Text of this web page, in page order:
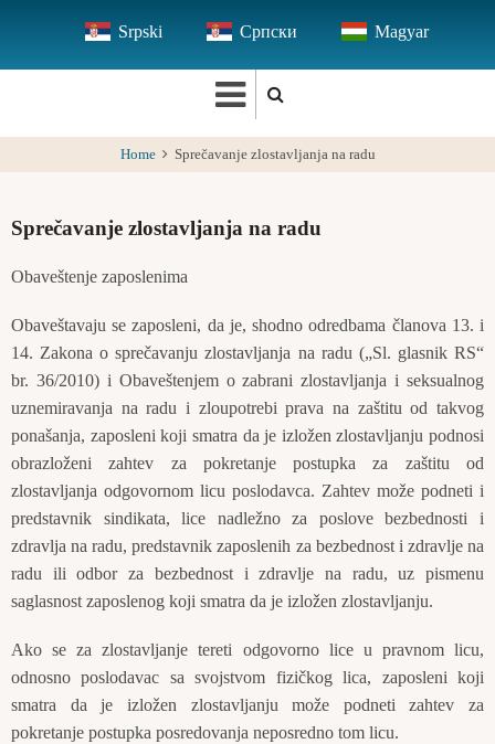
main
Srpski Српски Magyar
Home Sprečavanje zlostavljanja na radu
Sprečavanje zlostavljanja na radu
Obaveštenje zaposlenima
Obaveštavaju se zaposleni, da je, shodno odredbama članova 13. i
14. Zakona o sprečavanju zlostavljanja na radu („Sl. glasnik RS“
br. 36/2010) i Obaveštenjem o zabrani zlostavljanja i seksualnog
uznemiravanja na radu i zloupotrebi prava na zaštitu od takvog
ponašanja, zaposleni koji smatra da je izložen zlostavljanju podnosi
obrazloženi zahtev za pokretanje postupka za zaštitu od
zlostavljanja odgovornom licu poslodavca. Zahtev može podneti i
predstavnik sindikata, lice nadležno za poslove bezbednosti i
zdravlja na radu, predstavnik zaposlenih za bezbednost i zdravlje na
radu ili odbor za bezbednost i zdravlje na radu, uz pismenu
saglasnost zaposlenog koji smatra da je izložen zlostavljanju.
Ako se za zlostavljanje tereti odgovorno lice u pravnom licu,
odnosno poslodavac sa svojstvom fizičkog lica, zaposleni koji
smatra da je izložen zlostavljanju može podneti zahtev za
pokretanje postupka posredovanja neposredno tom licu.